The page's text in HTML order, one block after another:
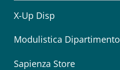
X-Up Disp
Modulistica Dipartimento
Sapienza Store